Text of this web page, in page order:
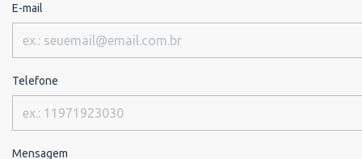
E-mail
Telefone
Mensagem